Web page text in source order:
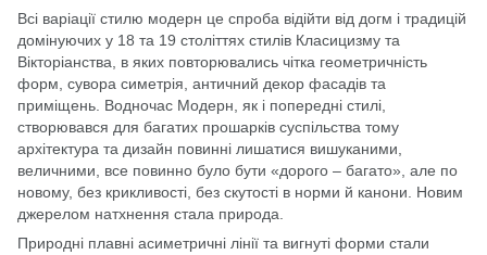
Всі варіації стилю модерн це спроба відійти від догм і традицій
домінуючих у 18 та 19 століттях стилів Класицизму та
Вікторіанства, в яких повторювались чітка геометричність
форм, сувора симетрія, античний декор фасадів та
приміщень. Водночас Модерн, як і попередні стилі,
створювався для багатих прошарків суспільства тому
архітектура та дизайн повинні лишатися вишуканими,
величними, все повинно було бути «дорого – багато», але по
новому, без крикливості, без скутості в норми й канони. Новим
джерелом натхнення стала природа.
Природні плавні асиметричні лінії та вигнуті форми стали